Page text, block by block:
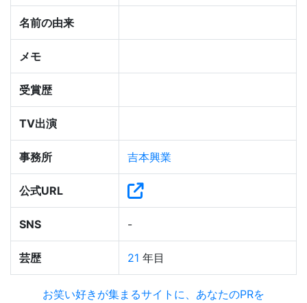
名前の由来
メモ
受賞歴
TV出演
事務所 吉本興業
公式URL
SNS -
芸歴 21 年目
お笑い好きが集まるサイトに、あなたのPRを